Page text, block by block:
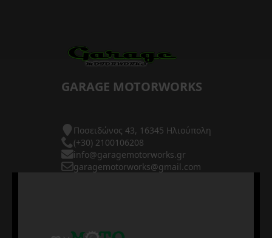
GARAGE MOTORWORKS
Ποσειδώνος 43, 16345 Ηλιούπολη
(+30) 2100106208
info@garagemotorworks.gr
garagemotorworks@gmail.com